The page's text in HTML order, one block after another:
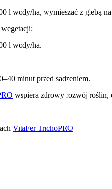
l wody/ha, wymieszać z glebą na
l wody/ha.
minut przed sadzeniem.
wspiera zdrowy rozwój roślin,
VitaFer TrichoPRO